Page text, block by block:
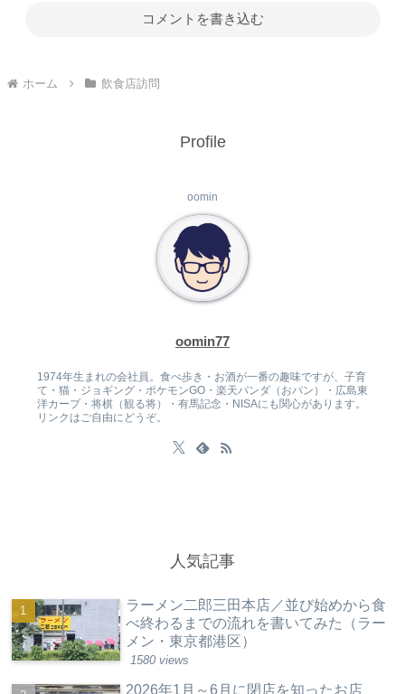
コメントを書き込む
ホーム 飲食店訪問
Profile
oomin
oomin77
1974年生まれの会社員。食べ歩き・お酒が一番の趣味ですが、子育
て・猫・ジョギング・ポケモンGO・楽天パンダ（おパン）・広島東
洋カープ・将棋（観る将）・有馬記念・NISAにも関心があります。
リンクはご自由にどうぞ。
人気記事
ラーメン二郎三田本店／並び始めから食
べ終わるまでの流れを書いてみた（ラー
メン・東京都港区）
1580 views
2026年1月～6月に閉店を知ったお店